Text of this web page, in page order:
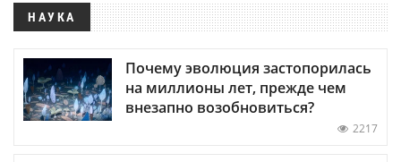
НАУКА
Почему эволюция застопорилась
на миллионы лет, прежде чем
внезапно возобновиться?
2217